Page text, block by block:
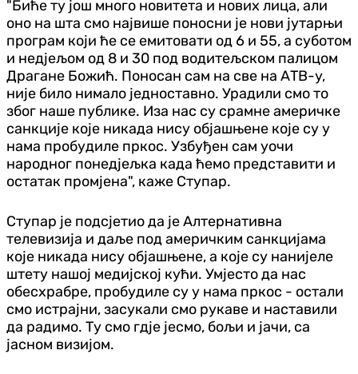
"Биће ту још много новитета и нових лица, али
оно на шта смо највише поносни је нови јутарњи
програм који ће се емитовати од 6 и 55, а суботом
и недјељом од 8 и 30 под водитељском палицом
Драгане Божић. Поносан сам на све на АТВ-у,
није било нимало једноставно. Урадили смо то
због наше публике. Иза нас су срамне америчке
санкције које никада нису објашњене које су у
нама пробудиле пркос. Узбуђен сам уочи
народног понедјељка када ћемо представити и
остатак промјена", каже Ступар.
Ступар је подсјетио да је Алтернативна
телевизија и даље под америчким санкцијама
које никада нису објашњене, а које су нанијеле
штету нашој медијској кући. Умјесто да нас
обесхрабре, пробудиле су у нама пркос - остали
смо истрајни, засукали смо рукаве и наставили
да радимо. Ту смо гдје јесмо, бољи и јачи, са
јасном визијом.